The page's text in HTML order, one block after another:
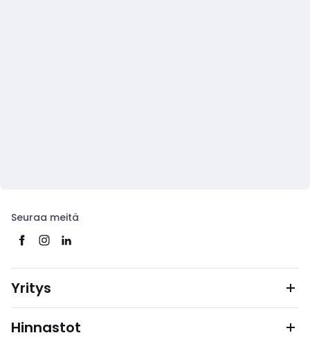
Seuraa meitä
Yritys
Hinnastot